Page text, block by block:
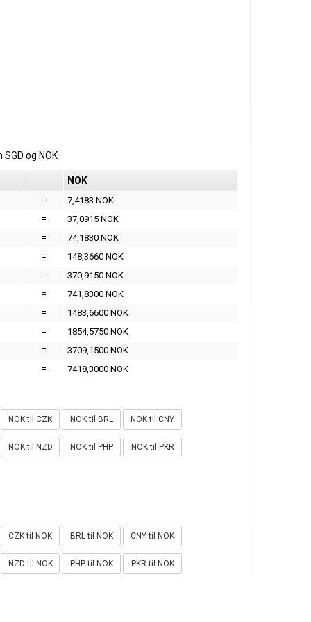
SGD og NOK
NOK
=
7,4183 NOK
=
37,0915 NOK
=
74,1830 NOK
=
148,3660 NOK
=
370,9150 NOK
=
741,8300 NOK
=
1483,6600 NOK
=
1854,5750 NOK
=
3709,1500 NOK
=
7418,3000 NOK
NOK til CZK NOK til BRL NOK til CNY
NOK til NZD NOK til PHP NOK til PKR
CZK til NOK BRL til NOK CNY til NOK
NZD til NOK PHP til NOK PKR til NOK